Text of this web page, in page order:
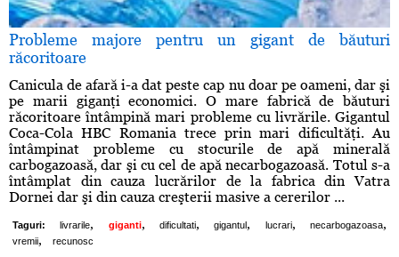
Probleme majore pentru un gigant de băuturi
răcoritoare
Canicula de afară i-a dat peste cap nu doar pe oameni, dar şi
pe marii giganţi economici. O mare fabrică de băuturi
răcoritoare întâmpină mari probleme cu livrările. Gigantul
Coca-Cola HBC Romania trece prin mari dificultăţi. Au
întâmpinat probleme cu stocurile de apă minerală
carbogazoasă, dar şi cu cel de apă necarbogazoasă. Totul s-a
întâmplat din cauza lucrărilor de la fabrica din Vatra
Dornei dar şi din cauza creşterii masive a cererilor ...
Taguri: livrarile, giganti, dificultati, gigantul , lucrari, necarbogazoasa,
vremii, recunosc